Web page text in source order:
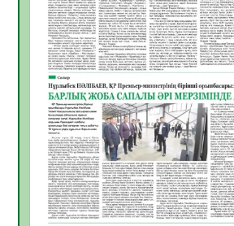
Өрт қауіпсіздігі талаптарын
азаматтың міндеті
05.08.2026
Руслан Рүстемұлы облыс
кеңесшісі болып
05.08.2026
Цифрландыру саласын
салынатын жаңа
талқыланды
05.08.2026